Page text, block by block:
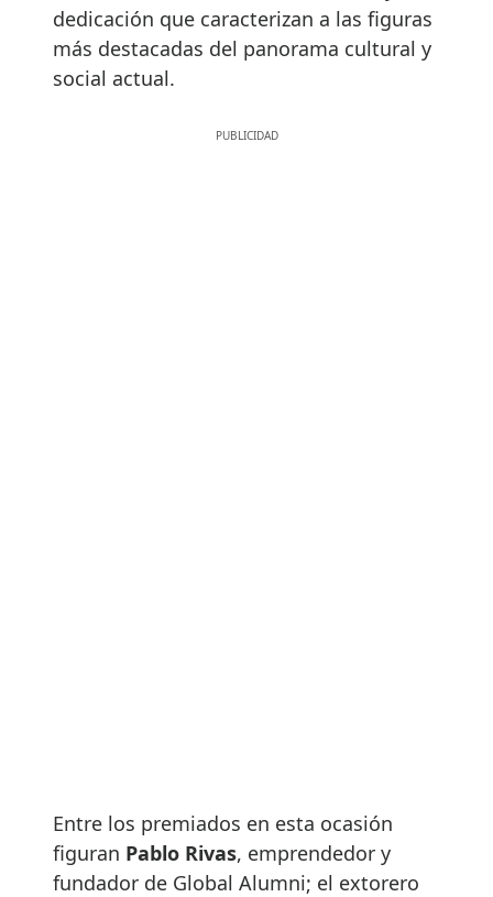
dedicación que caracterizan a las figuras
más destacadas del panorama cultural y
social actual.
Entre los premiados en esta ocasión
figuran Pablo Rivas, emprendedor y
fundador de Global Alumni; el extorero